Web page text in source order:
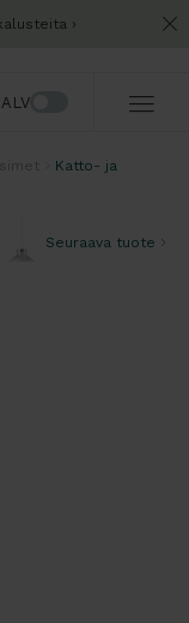
Katto- ja
Seuraava tuote